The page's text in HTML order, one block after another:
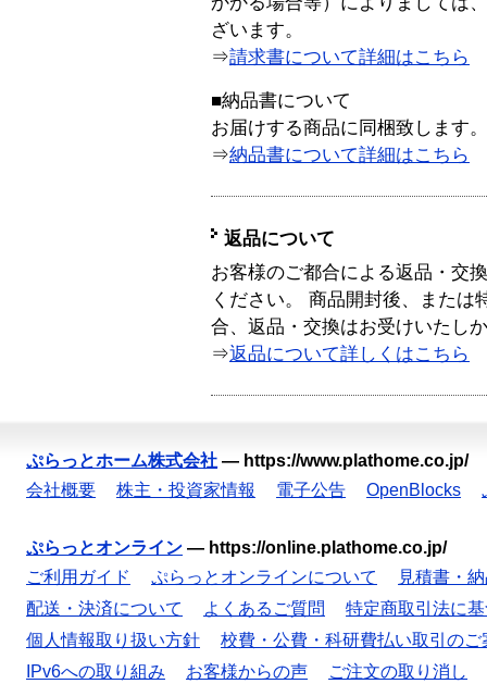
ざいます。
⇒請求書について詳細はこちら
■納品書について
お届けする商品に同梱致します。
⇒納品書について詳細はこちら
返品について
お客様のご都合による返品・交
ください。 商品開封後、または
合、返品・交換はお受けいたし
⇒返品について詳しくはこちら
ぷらっとホーム株式会社 — https://www.plathome.co.jp/
会社概要
株主・投資家情報 電子公告 OpenBlocks
ぷらっとオンライン — https://online.plathome.co.jp/
ご利用ガイド
ぷらっとオンラインについて
見積書・
配送・決済について
よくあるご質問
特定商取引法に
個人情報取り扱い方針
校費・公費・科研費払い取引のご
IPv6への取り組み
お客様からの声 ご注文の取り消し